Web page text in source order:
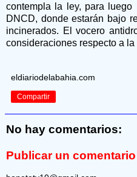
contempla la ley, para
DNCD, donde estarán bajo
incinerados. El vocero
consideraciones respecto a
eldiariodelabahia.com
Compartir
No hay comentarios:
Publicar un comentario